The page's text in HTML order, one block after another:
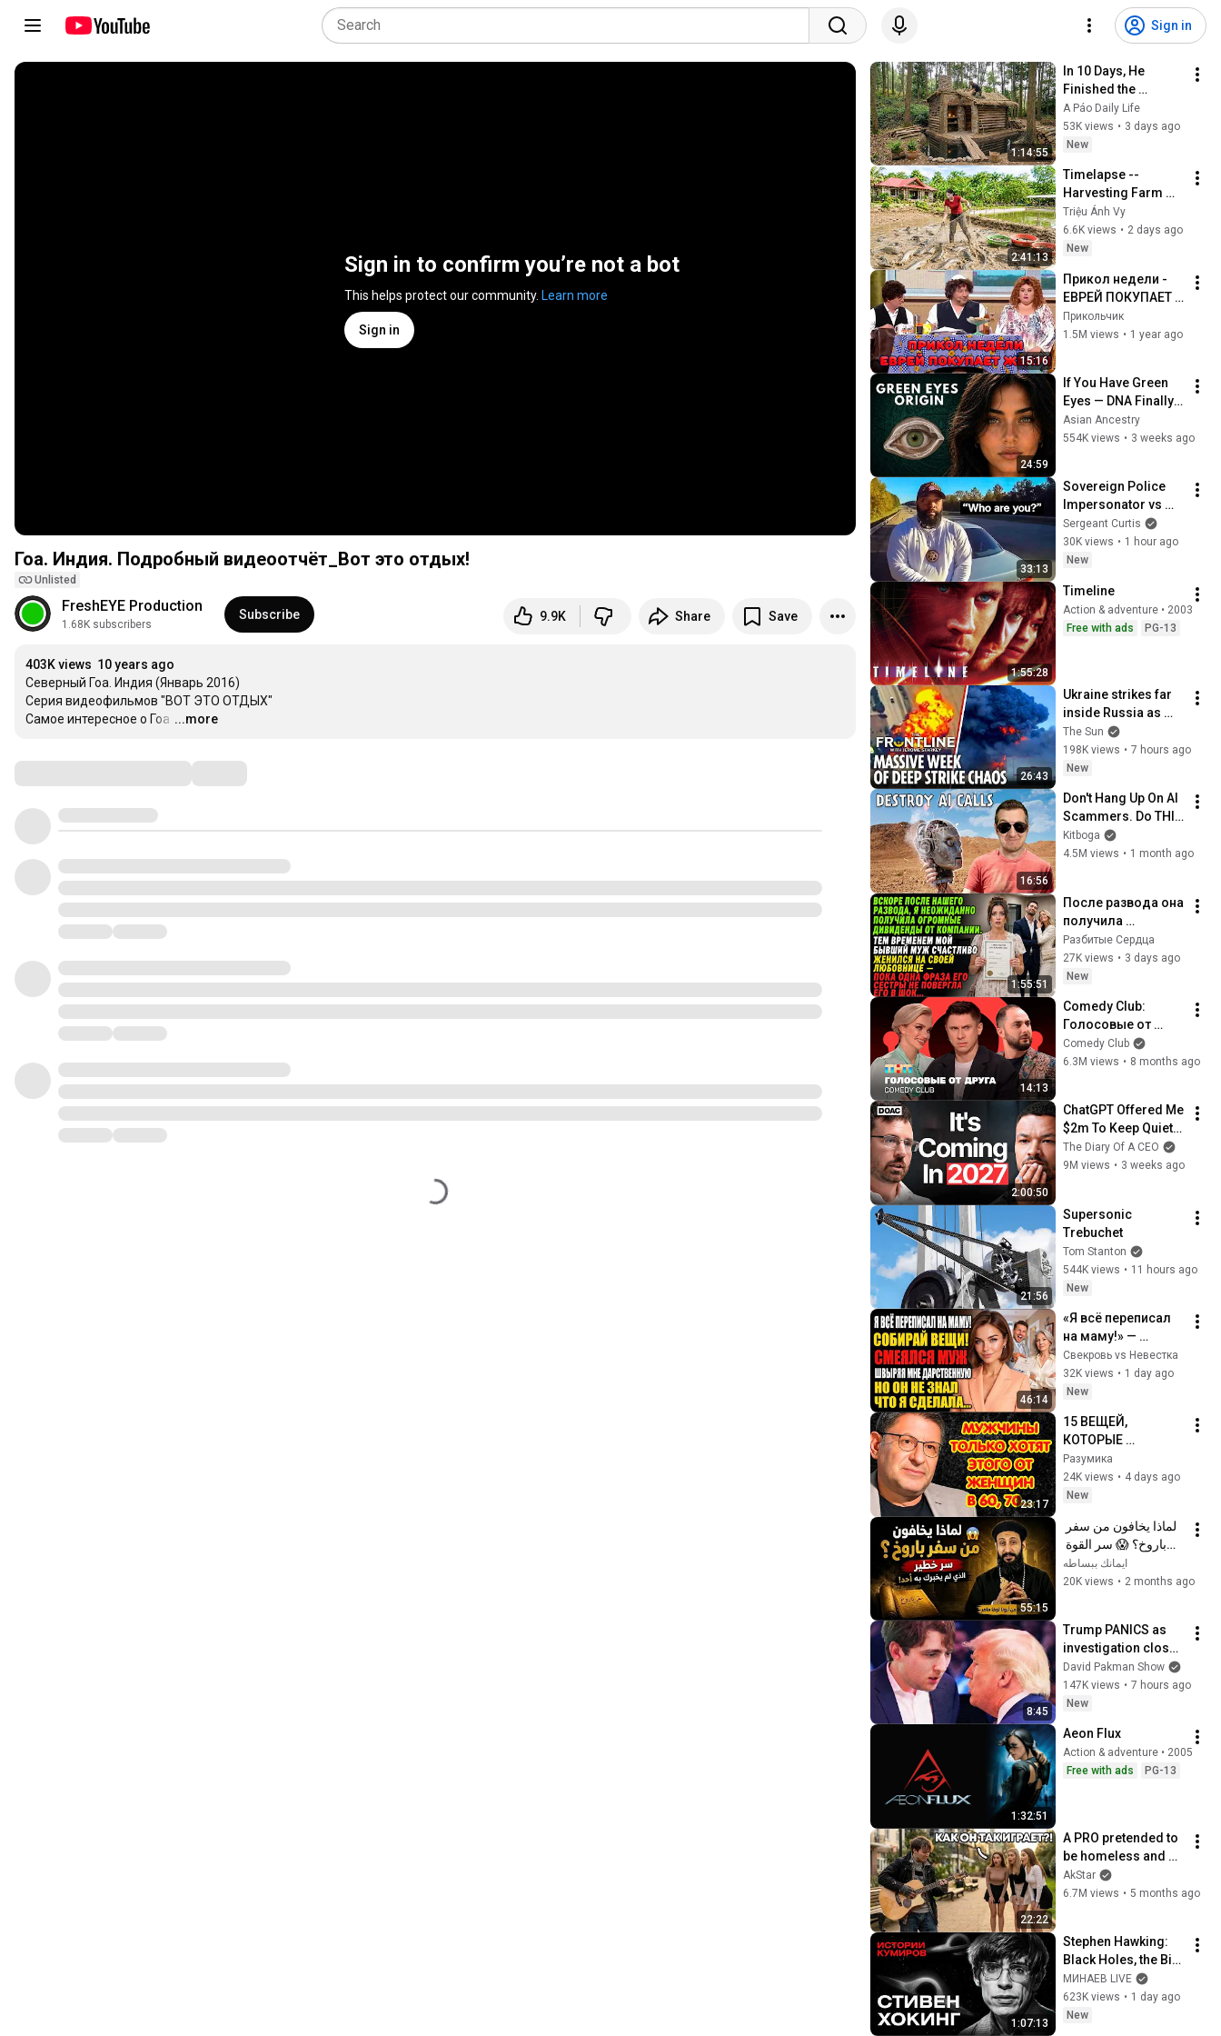
Sign in
Sign in to confirm you’re not a bot
This helps protect our community. Learn more
Sign in
Гоа. Индия. Подробный видеоотчёт_Вот это отдых!
Unlisted
FreshEYE Production
1.68K subscribers
Subscribe 9.9K Share Save
403K views 10 years ago
Северный Гоа. Индия (Январь 2016)
Серия видеофильмов "ВОТ ЭТО ОТДЫХ"
Самое интересное о Гоа …
...more
1:14:55
In 10 Days, He
Finished the
CHEAPEST HOUSE in
the Forest Using
Simple Bushcraft
A Páo Daily Life
53K views • 3 days ago
New
2:41:13
Timelapse --
Harvesting Farm
Fish for a New Pond
| Trieu Anh Vy
Harvest Farm
Triệu Ánh Vy
6.6K views • 2 days ago
New
15:16
Прикол недели -
ЕВРЕЙ ПОКУПАЕТ
ЖЕНУ!!
Прикольчик
1.5M views • 1 year ago
24:59
If You Have Green
Eyes — DNA Finally
Revealed Where
They Really Come
Asian Ancestry
554K views • 3 weeks ago
33:13
Sovereign Police
Impersonator vs
Real Georgia Officer
Sergeant Curtis
30K views • 1 hour ago
New
1:55:28
Timeline
Action & adventure • 2003
Free with ads
PG-13
26:43
Ukraine strikes far
inside Russia as
Putin general
assassinated & US
warns Europe
The Sun
198K views • 7 hours ago
New
16:56
Don't Hang Up On AI
Scammers. Do THIS
Instead.
Kitboga
4.5M views • 1 month ago
1:55:51
После развода она
получила
миллионы — на
свадьбе бывшего
мужа его сестра
Разбитые Сердца
27K views • 3 days ago
New
14:13
Comedy Club:
Голосовые от
друга |
Батрутдинов,
a
Comedy Club
6.3M views • 8 months ago
2:00:50
ChatGPT Offered Me
$2m To Keep Quiet:
No One Is Ready For
What's Coming!
The Diary Of A CEO
9M views • 3 weeks ago
21:56
Supersonic
Trebuchet
Tom Stanton
544K views • 11 hours ago
New
46:14
«Я всё переписал
на маму!» —
смеялся муж. Но
он забыл об одной
важной детали
Свекровь vs Невестка
32K views • 1 day ago
New
23:17
15 ВЕЩЕЙ,
КОТОРЫЕ
МУЖЧИНЫ ХОТЯТ
ОТ ЖЕНЩИНЫ
ПОСЛЕ 60–70 ЛЕТ
Лабковский
Разумика
24K views • 4 days ago
New
55:15
الذي لم يخبرك به أحد!
✨ شرح أبونا لوقا ماهر
ايمانك ببساطه
20K views • 2 months ago
8:45
Trump PANICS as
investigation closes
in on Barron
David Pakman Show
147K views • 7 hours ago
New
1:32:51
Aeon Flux
Action & adventure • 2005
Free with ads
PG-13
22:22
A PRO pretended to
be homeless and
surprised girls with
his guitar playing.
AkStar
6.7M views • 5 months ago
1:07:13
Stephen Hawking:
Black Holes, the Big
Bang, and the End of
the Universe / Idol
Stories / MINAEV
МИНАЕВ LIVE
623K views • 1 day ago
New